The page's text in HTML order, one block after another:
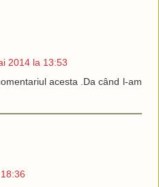
2014 la 13:53
acesta .Da când l-am